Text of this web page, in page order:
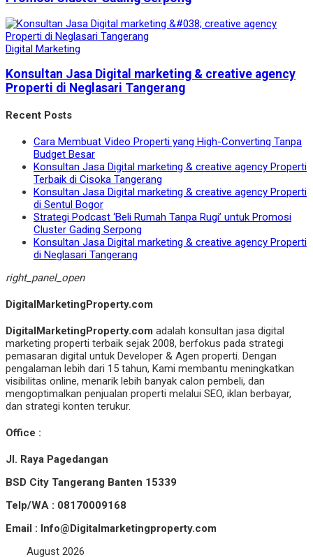
Digital Marketing
Konsultan Jasa Digital marketing & creative agency
Properti di Neglasari Tangerang
Recent Posts
Cara Membuat Video Properti yang High-Converting Tanpa
Budget Besar
Konsultan Jasa Digital marketing & creative agency Properti
Terbaik di Cisoka Tangerang
Konsultan Jasa Digital marketing & creative agency Properti
di Sentul Bogor
Strategi Podcast ‘Beli Rumah Tanpa Rugi’ untuk Promosi
Cluster Gading Serpong
Konsultan Jasa Digital marketing & creative agency Properti
di Neglasari Tangerang
right_panel_open
DigitalMarketingProperty.com
DigitalMarketingProperty.com adalah konsultan jasa digital
marketing properti terbaik sejak 2008, berfokus pada strategi
pemasaran digital untuk Developer & Agen properti. Dengan
pengalaman lebih dari 15 tahun, Kami membantu meningkatkan
visibilitas online, menarik lebih banyak calon pembeli, dan
mengoptimalkan penjualan properti melalui SEO, iklan berbayar,
dan strategi konten terukur.
Office :
Jl. Raya Pagedangan
BSD City Tangerang Banten 15339
Telp/WA : 08170009168
Email : Info@Digitalmarketingproperty.com
August 2026